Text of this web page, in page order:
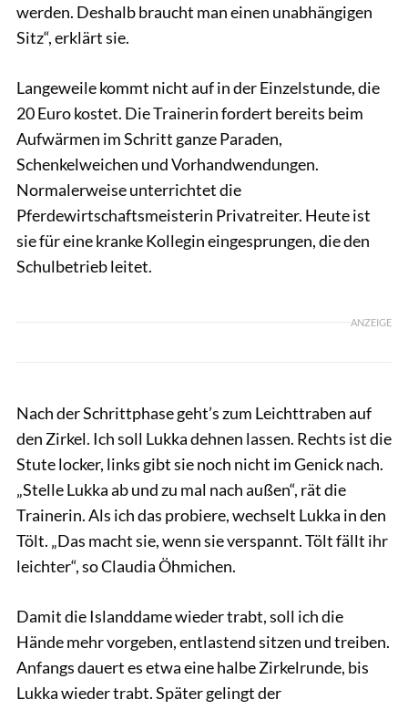
werden. Deshalb braucht man einen unabhängigen
Sitz“, erklärt sie.
Langeweile kommt nicht auf in der Einzelstunde, die
20 Euro kostet. Die Trainerin fordert bereits beim
Aufwärmen im Schritt ganze Paraden,
Schenkelweichen und Vorhandwendungen.
Normalerweise unterrichtet die
Pferdewirtschaftsmeisterin Privatreiter. Heute ist
sie für eine kranke Kollegin eingesprungen, die den
Schulbetrieb leitet.
ANZEIGE
Nach der Schrittphase geht’s zum Leichttraben auf
den Zirkel. Ich soll Lukka dehnen lassen. Rechts ist die
Stute locker, links gibt sie noch nicht im Genick nach.
„Stelle Lukka ab und zu mal nach außen“, rät die
Trainerin. Als ich das probiere, wechselt Lukka in den
Tölt. „Das macht sie, wenn sie verspannt. Tölt fällt ihr
leichter“, so Claudia Öhmichen.
Damit die Islanddame wieder trabt, soll ich die
Hände mehr vorgeben, entlastend sitzen und treiben.
Anfangs dauert es etwa eine halbe Zirkelrunde, bis
Lukka wieder trabt. Später gelingt der